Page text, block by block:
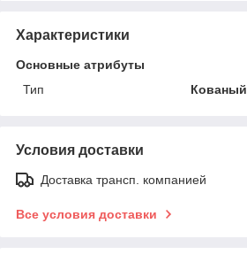
Характеристики
Основные атрибуты
Тип
Кованый
Условия доставки
Доставка трансп. компанией
Все условия доставки